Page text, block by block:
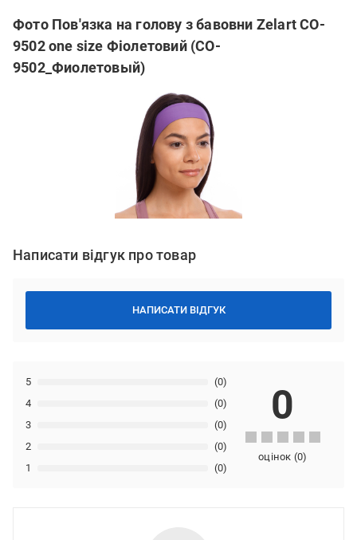
Фото Пов'язка на голову з бавовни Zelart CO-
9502 one size Фіолетовий (CO-
9502_Фиолетовый)
Написати відгук про товар
НАПИСАТИ ВІДГУК
1 (0)
2 (0)
3 (0)
4 (0)
5 (0)
0
оцінок (0)